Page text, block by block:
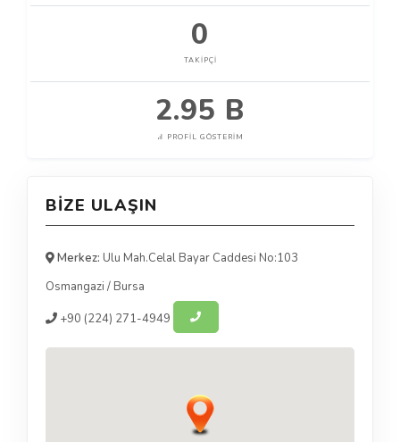
0
TAKIPÇI
2.95 B
PROFIL GÖSTERIM
BIZE ULAŞIN
Merkez: Ulu Mah.Celal Bayar Caddesi No:103
Osmangazi / Bursa
+90 (224) 271-4949